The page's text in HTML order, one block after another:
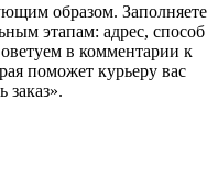
образом. Заполняете
этапам: адрес, способ
в комментарии к
поможет курьеру вас